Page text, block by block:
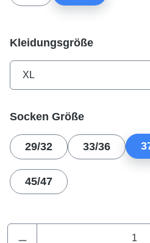
Kleidungsgrößeauswählen
Socken Größeauswählen
29/32 33/36
45/47
Produkt Anzahl: Gib